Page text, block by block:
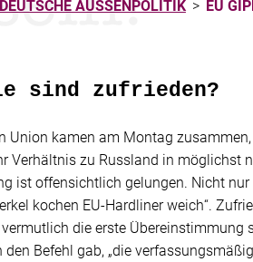
DEUTSCHE AUSSENPOLITIK > EU
sind zufrieden?
Union kamen am Montag
Verhältnis zu Russland in möglichst
ist offensichtlich gelungen. Nicht
kochen EU-Hardliner weich“.
die erste
Befehl gab, „die